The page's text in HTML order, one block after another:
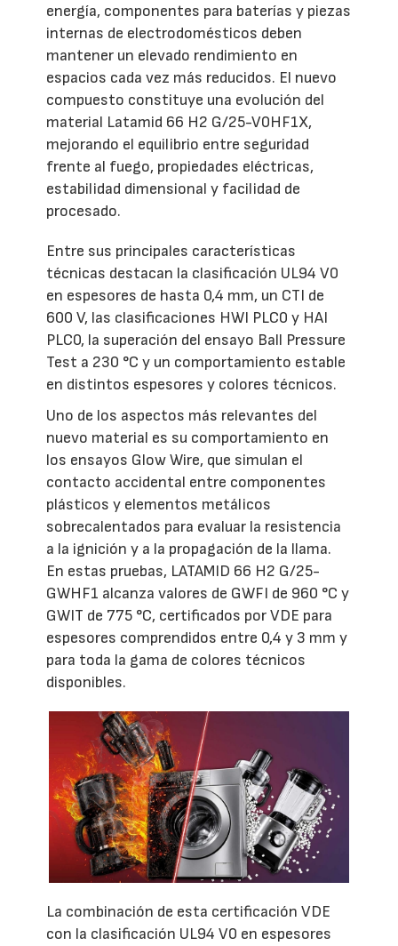
energía, componentes para baterías y piezas
internas de electrodomésticos deben
mantener un elevado rendimiento en
espacios cada vez más reducidos. El nuevo
compuesto constituye una evolución del
material Latamid 66 H2 G/25-V0HF1X,
mejorando el equilibrio entre seguridad
frente al fuego, propiedades eléctricas,
estabilidad dimensional y facilidad de
procesado.
Entre sus principales características
técnicas destacan la clasificación UL94 V0
en espesores de hasta 0,4 mm, un CTI de
600 V, las clasificaciones HWI PLC0 y HAI
PLC0, la superación del ensayo Ball Pressure
Test a 230 °C y un comportamiento estable
en distintos espesores y colores técnicos.
Uno de los aspectos más relevantes del
nuevo material es su comportamiento en
los ensayos Glow Wire, que simulan el
contacto accidental entre componentes
plásticos y elementos metálicos
sobrecalentados para evaluar la resistencia
a la ignición y a la propagación de la llama.
En estas pruebas, LATAMID 66 H2 G/25-
GWHF1 alcanza valores de GWFI de 960 °C y
GWIT de 775 °C, certificados por VDE para
espesores comprendidos entre 0,4 y 3 mm y
para toda la gama de colores técnicos
disponibles.
La combinación de esta certificación VDE
con la clasificación UL94 V0 en espesores